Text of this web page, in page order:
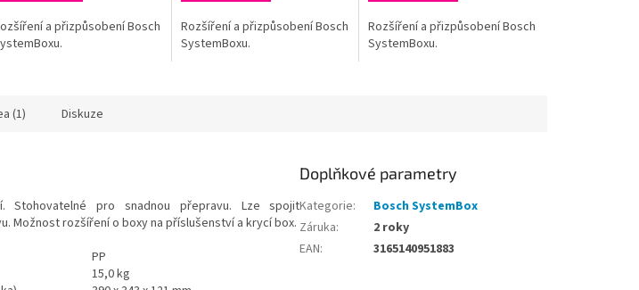
a přizpůsobení Bosch
hvězdiček.
Rozšíření a přizpůsobení Bosch
SystemBoxu.
hvězdiček.
Rozšíření a přizpůsobení Bosch
SystemBoxu.
(1) Diskuze
Stohovatelné pro snadnou přepravu. Lze spojit
Možnost rozšíření o boxy na příslušenství a krycí box.
PP
15,0 kg
Doplňkové parametry
Kategorie:
Bosch SystemBox
Záruka:
2 roky
EAN: 3165140951883